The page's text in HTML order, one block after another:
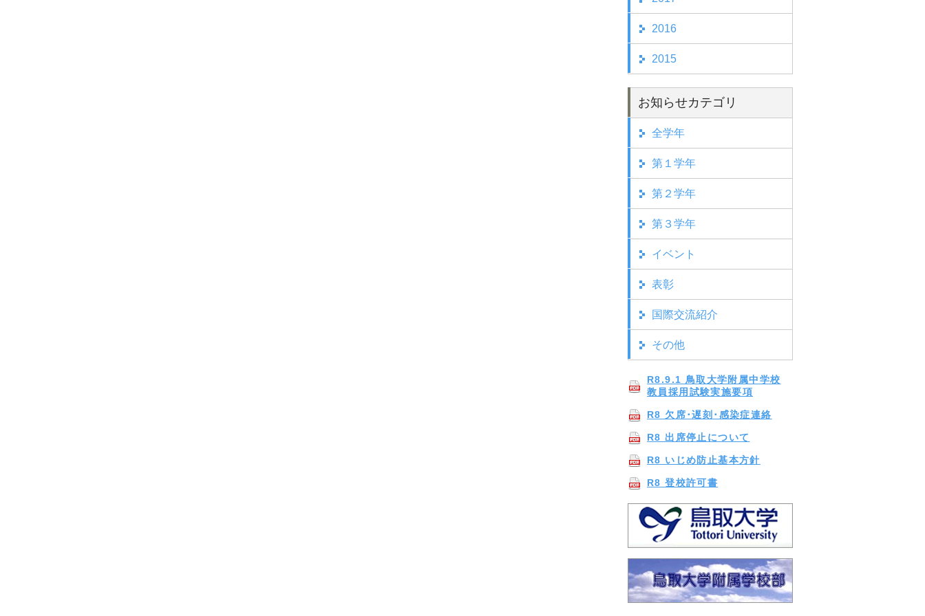
2016
2015
お知らせカテゴリ
全学年
第１学年
第２学年
第３学年
イベント
表彰
国際交流紹介
その他
R8.9.1 鳥取大学附属中学校
教員採用試験実施要項
R8 欠席･遅刻･感染症連絡
R8 出席停止について
R8 いじめ防止基本方針
R8 登校許可書